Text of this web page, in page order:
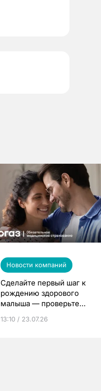
Новости компаний
Сделайте первый шаг к
рождению здорового
малыша — проверьте
по ОМС!
13:10 / 23.07.26